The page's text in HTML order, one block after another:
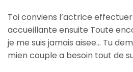
Toi conviens l’actrice
accueillante ensuite Toute
je me suis jamais aisee… Tu
mien couple a besoin tout de